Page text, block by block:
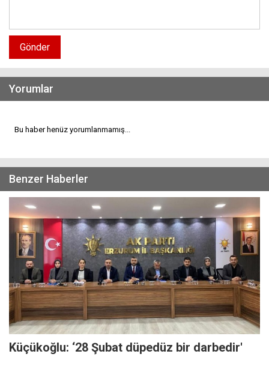
Gönder
Yorumlar
Bu haber henüz yorumlanmamış...
Benzer Haberler
Küçükoğlu: ‘28 Şubat düpedüz bir darbedir'